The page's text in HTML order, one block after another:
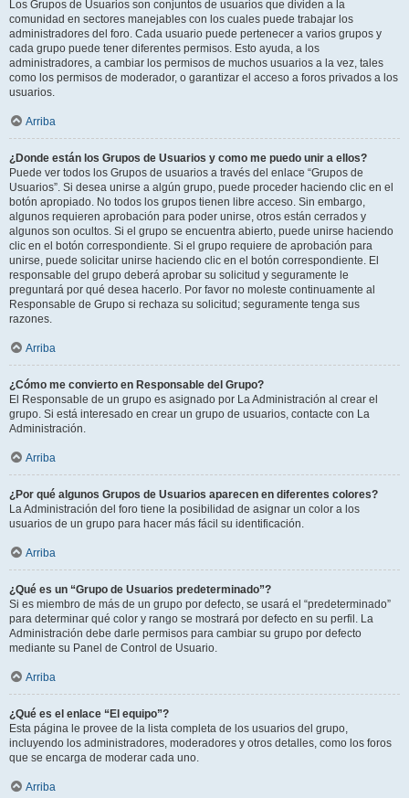
Los Grupos de Usuarios son conjuntos de usuarios que dividen a la
comunidad en sectores manejables con los cuales puede trabajar los
administradores del foro. Cada usuario puede pertenecer a varios grupos y
cada grupo puede tener diferentes permisos. Esto ayuda, a los
administradores, a cambiar los permisos de muchos usuarios a la vez, tales
como los permisos de moderador, o garantizar el acceso a foros privados a los
usuarios.
Arriba
¿Donde están los Grupos de Usuarios y como me puedo unir a ellos?
Puede ver todos los Grupos de usuarios a través del enlace “Grupos de
Usuarios”. Si desea unirse a algún grupo, puede proceder haciendo clic en el
botón apropiado. No todos los grupos tienen libre acceso. Sin embargo,
algunos requieren aprobación para poder unirse, otros están cerrados y
algunos son ocultos. Si el grupo se encuentra abierto, puede unirse haciendo
clic en el botón correspondiente. Si el grupo requiere de aprobación para
unirse, puede solicitar unirse haciendo clic en el botón correspondiente. El
responsable del grupo deberá aprobar su solicitud y seguramente le
preguntará por qué desea hacerlo. Por favor no moleste continuamente al
Responsable de Grupo si rechaza su solicitud; seguramente tenga sus
razones.
Arriba
¿Cómo me convierto en Responsable del Grupo?
El Responsable de un grupo es asignado por La Administración al crear el
grupo. Si está interesado en crear un grupo de usuarios, contacte con La
Administración.
Arriba
¿Por qué algunos Grupos de Usuarios aparecen en diferentes colores?
La Administración del foro tiene la posibilidad de asignar un color a los
usuarios de un grupo para hacer más fácil su identificación.
Arriba
¿Qué es un “Grupo de Usuarios predeterminado”?
Si es miembro de más de un grupo por defecto, se usará el “predeterminado”
para determinar qué color y rango se mostrará por defecto en su perfil. La
Administración debe darle permisos para cambiar su grupo por defecto
mediante su Panel de Control de Usuario.
Arriba
¿Qué es el enlace “El equipo”?
Esta página le provee de la lista completa de los usuarios del grupo,
incluyendo los administradores, moderadores y otros detalles, como los foros
que se encarga de moderar cada uno.
Arriba